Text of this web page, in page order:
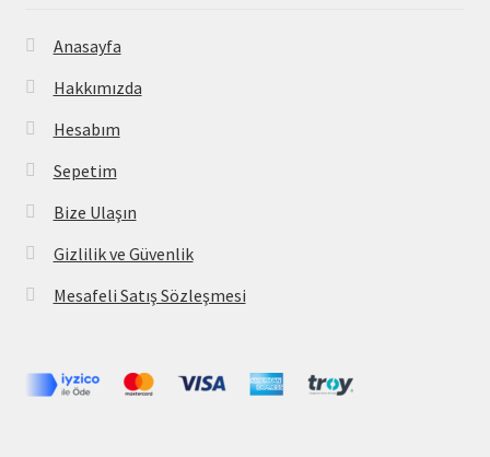
Anasayfa
Hakkımızda
Hesabım
Sepetim
Bize Ulaşın
Gizlilik ve Güvenlik
Mesafeli Satış Sözleşmesi